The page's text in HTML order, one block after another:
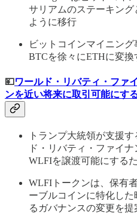
サリアムのステーキング
ように移行
ビットコインマイニン
BTCを徐々にETHに変換
💴ワールド・リバティ・ファ
ンを近い将来に取引可能にす
トランプ大統領が支援
ド・リバティ・ファイ
WLFIを譲渡可能にする
WLFIトークンは、保有
ーブルコインに特化し
るガバナンスの変更を